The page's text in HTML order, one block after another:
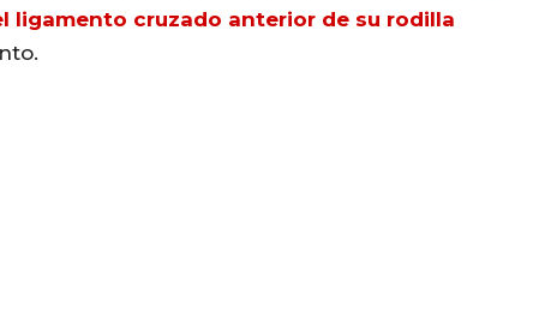
ligamento cruzado anterior de su rodilla